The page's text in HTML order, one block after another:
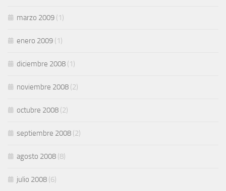
marzo 2009 (1)
enero 2009 (1)
diciembre 2008 (1)
noviembre 2008 (2)
octubre 2008 (2)
septiembre 2008 (2)
agosto 2008 (8)
julio 2008 (6)